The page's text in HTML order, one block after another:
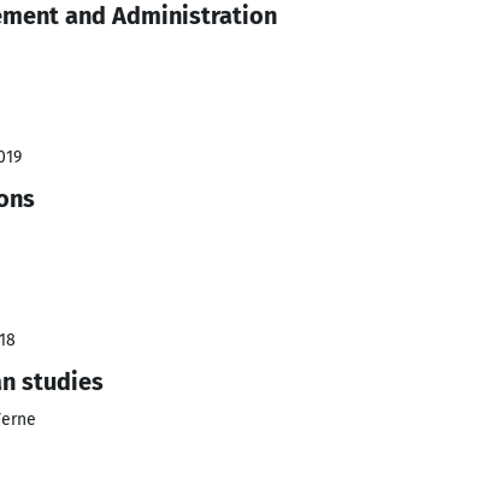
and Administration
studies